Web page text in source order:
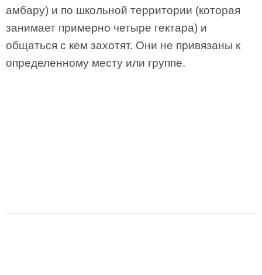
амбару) и по школьной территории (которая
занимает примерно четыре гектара) и
общаться с кем захотят. Они не привязаны к
определенному месту или группе.